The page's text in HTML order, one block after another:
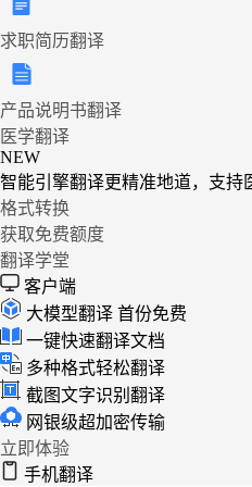
求职简历翻译
产品说明书翻译
医学翻译
NEW
智能引擎翻译更精准地道，支持
格式转换
获取免费额度
翻译学堂
客户端
大模型翻译 首份免费
一键快速翻译文档
多种格式轻松翻译
截图文字识别翻译
网银级超加密传输
立即体验
手机翻译